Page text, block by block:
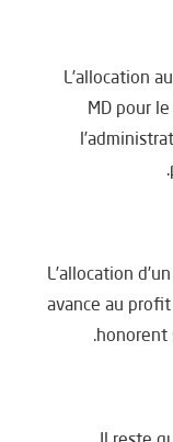
L’allocation
MD pour
L’allocation
avance au
honorent